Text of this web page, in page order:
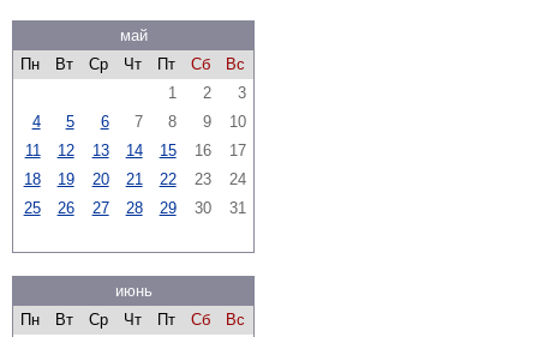
май
Пн
Вт Ср Чт Пт Сб
Вс
1
2
3
4
5 6 7 8 9
10
11
12 13 14 15 16
17
18
19 20 21 22 23
24
25
26 27 28 29 30 31
июнь
Пн
Вт Ср Чт Пт Сб
Вс